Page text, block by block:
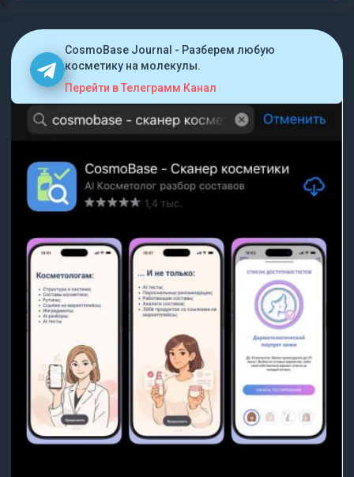
CosmoBase Journal - Разберем любую
косметику на молекулы.
Перейти в Телеграмм Канал